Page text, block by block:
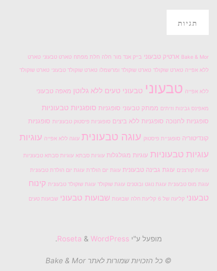
תגיות
Bake & Mor ארטיק טבעוני בייק אנד מור חלה חלת מפתח טארט טבעוני טארט
ללא אפייה טארט שוקולד טארט שוקולד ומרשמלו טארט שוקולד טבעוני טארט שוקולד
ללא אפייה טבעוני טבעוני טעים ללא גלוטן מאפה טבעוני
מאפינס גבינות וזיתים ממתק טבעוני סופגניות סופגניות טבעוניות
סופגניות לחנוכה סופגניות ללא ביצים סופגניות פיסטוק טבעוניות סופגניות
קונדיטוריה סופגניית פיסטוק עוגה טבעונית עוגה ללא אפייה עוגיות
עוגיות טבעוניות עוגיות מגולגלות עוגיות סבתא עוגיות סבתא טבעוניות
עוגיות קורצנים עוגת גבינה טבעונית עוגת יום הולדת עוגת יום הולדת טבעונית
עוגת מוס טבעונית עוגת נוגט ובוטנים עוגת שוקולד עוגת שוקולד טבעונית קינוח
טבעוני קליעה של 6 קליעת חלה שבועות שבועות טבעוני שבועות טעים
מופעל ע"י & WordPress
.
© כל הזכויות שמורות לאתר Bake & Mor